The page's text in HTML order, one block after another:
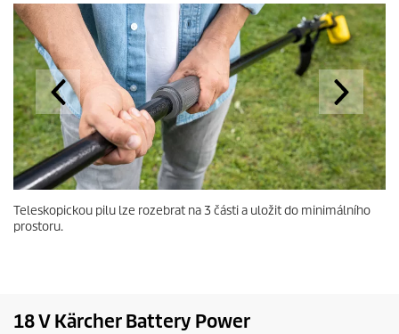
Teleskopickou pilu lze rozebrat na 3 části a uložit do minimálního
prostoru.
18 V Kärcher Battery Power